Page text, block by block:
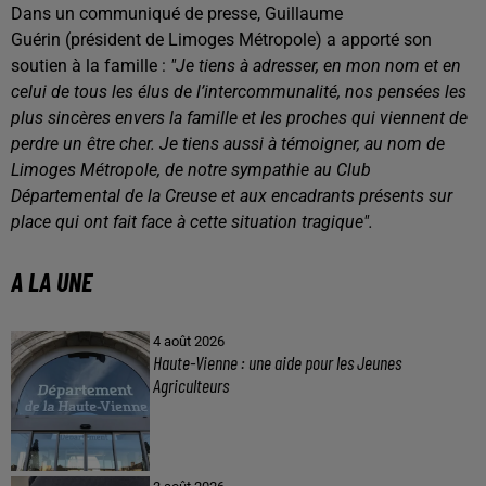
Dans un communiqué de presse, Guillaume
Guérin (président de Limoges Métropole) a apporté son
soutien à la famille : "Je tiens à adresser, en mon nom et en
celui de tous les élus de l’intercommunalité, nos pensées les
plus sincères envers la famille et les proches qui viennent de
perdre un être cher. Je tiens aussi à témoigner, au nom de
Limoges Métropole, de notre sympathie au Club
Départemental de la Creuse et aux encadrants présents sur
place qui ont fait face à cette situation tragique".
A LA UNE
4 août 2026
Haute-Vienne : une aide pour les Jeunes
Agriculteurs